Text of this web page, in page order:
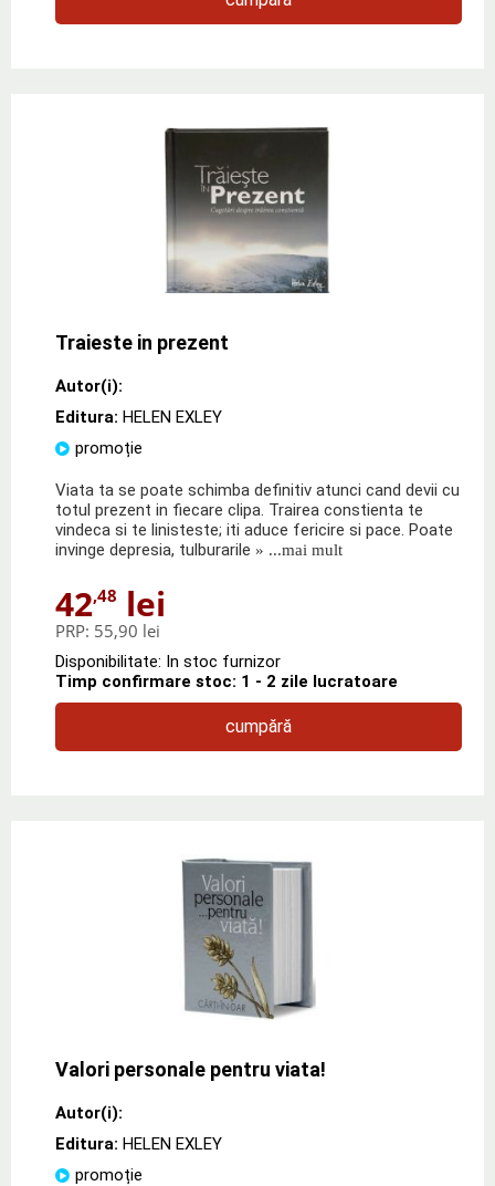
Traieste in prezent
Autor(i):
Editura: HELEN EXLEY
promoție
Viata ta se poate schimba definitiv atunci cand devii cu
totul prezent in fiecare clipa. Trairea constienta te
vindeca si te linisteste; iti aduce fericire si pace. Poate
invinge depresia, tulburarile » ...mai mult
42,48 lei
PRP: 55,90 lei
Disponibilitate: In stoc furnizor
Timp confirmare stoc: 1 - 2 zile lucratoare
cumpără
Valori personale pentru viata!
Autor(i):
Editura: HELEN EXLEY
promoție